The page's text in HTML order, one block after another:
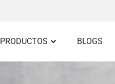
PRODUCTOS BLOGS